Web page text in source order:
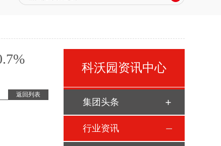
返回列表
科沃园资讯中心
集团头条
行业资讯